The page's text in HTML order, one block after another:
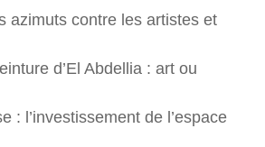
azimuts contre les artistes et
d’El Abdellia : art ou
: l’investissement de l’espace